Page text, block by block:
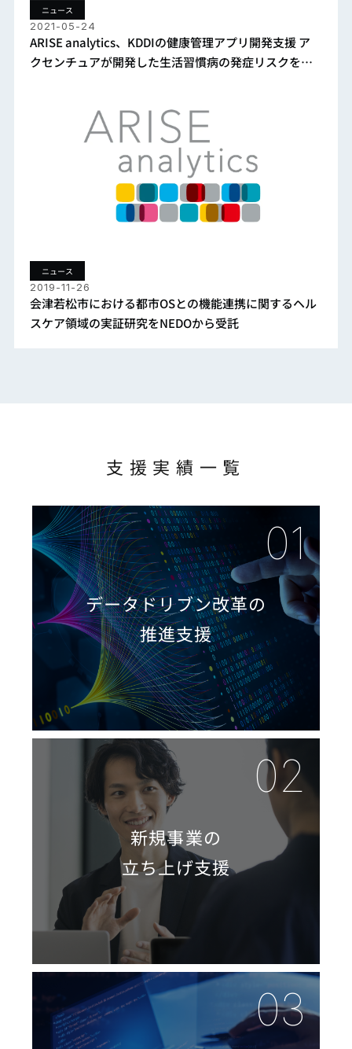
ニュース
2021-05-24
ARISE analytics、KDDIの健康管理アプリ開発支援 ア
クセンチュアが開発した生活習慣病の発症リスクを予
ニュース
2019-11-26
会津若松市における都市OSとの機能連携に関するヘル
スケア領域の実証研究をNEDOから受託
支援実績一覧
データドリブン改革の
推進支援
新規事業の
立ち上げ支援